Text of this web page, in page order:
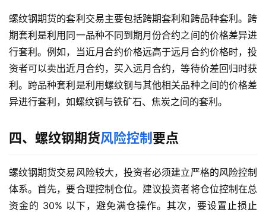
螺纹钢期货的套利交易主要包括跨期套利和跨品种套利。跨
期套利是利用同一品种不同到期月份合约之间的价格差异进
行套利。例如，当近月合约价格远高于远月合约价格时，投
资者可以卖出近月合约，买入远月合约，等待价差回归时获
利。跨品种套利是利用螺纹钢与其他相关品种之间的价格差
异进行套利，如螺纹钢与铁矿石、焦炭之间的套利。
四、螺纹钢期货风险控制 要点
螺纹钢期货交易风险较大，投资者必须建立严格的风险控制
体系。首先，要合理控制仓位。建议投资者将仓位控制在总
资金的 30% 以下，避免满仓操作。其次，要设置止损止